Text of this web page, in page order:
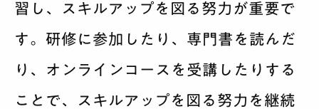
習し、スキルアップを図る努力が重要で
す。研修に参加したり、専門書を読んだ
り、オンラインコースを受講したりする
ことで、スキルアップを図る努力を継続